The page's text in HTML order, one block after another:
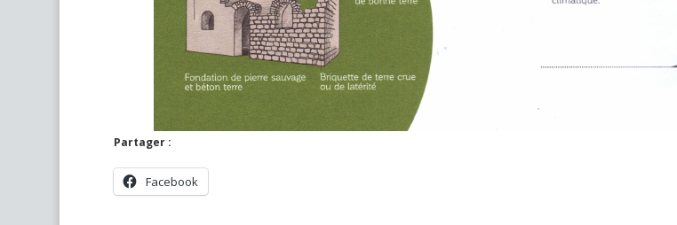
Partager :
Facebook